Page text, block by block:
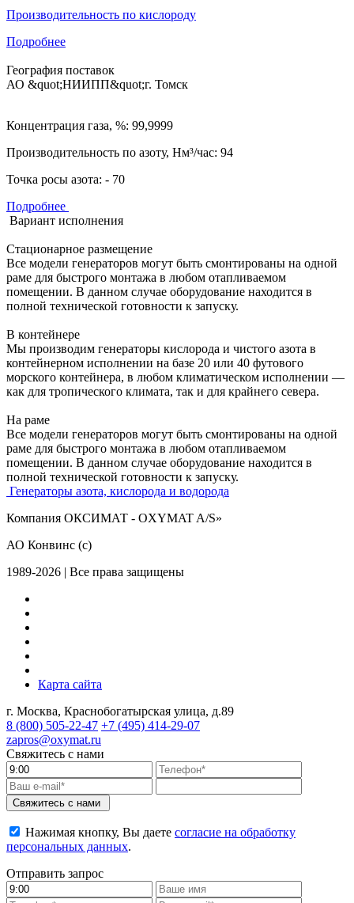
Производительность по кислороду
Подробнее
География поставок
АО &quot;НИИПП&quot;г. Томск
Концентрация газа, %: 99,9999
Производительность по азоту, Нм³/час: 94
Точка росы азота: - 70
Подробнее
Вариант исполнения
Стационарное размещение
Все модели генераторов могут быть смонтированы на одной
раме для быстрого монтажа в любом отапливаемом
помещении. В данном случае оборудование находится в
полной технической готовности к запуску.
В контейнере
Мы производим генераторы кислорода и чистого азота в
контейнерном исполнении на базе 20 или 40 футового
морского контейнера, в любом климатическом исполнении —
как для тропического климата, так и для крайнего севера.
На раме
Все модели генераторов могут быть смонтированы на одной
раме для быстрого монтажа в любом отапливаемом
помещении. В данном случае оборудование находится в
полной технической готовности к запуску.
Генераторы азота, кислорода и водорода
Компания ОКСИМАТ - OXYMAT A/S»
АО Конвинс (с)
1989-2026 | Все права защищены
Карта сайта
г. Москва, Краснобогатырская улица, д.89
8 (800) 505-22-47 +7 (495) 414-29-07
zapros@oxymat.ru
Свяжитесь с нами
Свяжитесь с нами
Нажимая кнопку, Вы даете согласие на обработку
персональных данных.
Отправить запрос